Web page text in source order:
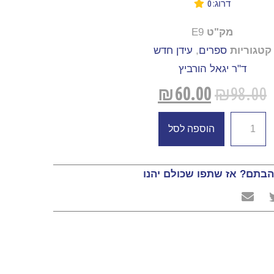
דרוג: 0
מק"ט E9
קטגוריות ספרים, עידן חדש
ד"ר יגאל הורביץ
₪98.00
₪60.00
הוספה לסל
אז שתפו שכולם יהנו